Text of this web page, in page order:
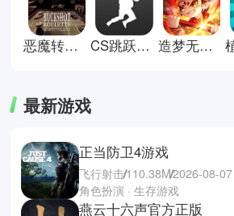
恶魔转盘正版 CS跳跃模拟器正版 造梦无双官方版
最新游戏
正当防卫4游戏
飞行射击110.38M2026-08-07
角色扮演 · 生存游戏
燕云十六声官方正版